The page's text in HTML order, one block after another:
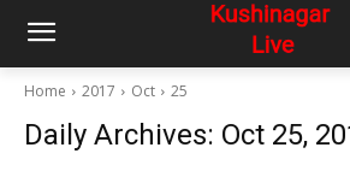
Home 2017 Oct 25
Daily Archives: Oct 25,